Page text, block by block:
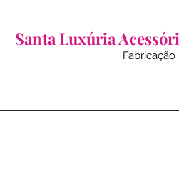
Santa Luxúria